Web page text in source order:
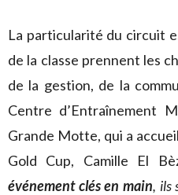
La particularité du circuit
de la classe prennent les
de la gestion, de la
Centre d’Entraînement
Grande Motte, qui a
Gold Cup, Camille El
événement clés en main, ils